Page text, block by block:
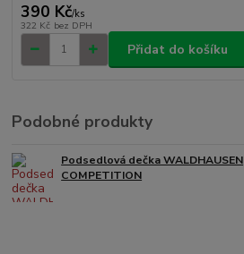
390 Kč/ks
322 Kč bez DPH
Přidat do košíku
Podobné produkty
Podsedlová dečka WALDHAUSEN
COMPETITION